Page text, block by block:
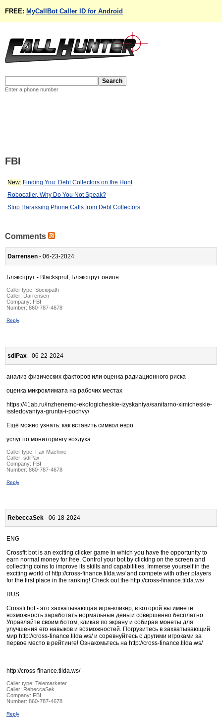
FREE: MyCallBot Caller ID for Android
Enter a phone number
FBI
New: Finding You: Debt Collectors on the Hunt
Robocaller, Why Do You Not Speak?
Stop Harassing Phone Calls from Debt Collectors
Comments
Darrensen - 06-23-2024
Блэкспрут - Blacksprut, Блэкспрут онион
Caller type: Sociopath
Caller: Darrensen
Company: FBI
Number: 860-787-4678
Reply
sdiPax - 06-22-2024
анализ физических факторов или оценка радиационного риска
оценка микроклимата на рабочих местах
https://41ab.ru/inzhenerno-ekologicheskie-izyskaniya/sanitarno-ximicheskie-
issledovaniya-grunta-i-pochvy/
Ещё можно узнать: как вставить символ евро
услуг по мониторингу воздуха
Caller type: Fax Machine
Caller: sdiPax
Company: FBI
Number: 860-787-4678
Reply
RebeccaSek - 06-18-2024
ENG
Crossfit bot is an exciting clicker game in which you have the opportunity to
earn normal money for free. Control your bot by clicking on the screen and
collecting coins to improve its skills and capabilities. Immerse yourself in the
exciting world of http://cross-finance.tilda.ws/ and compete with other players
for the first place in the ranking! Check out the http://cross-finance.tilda.ws/
RUS
Crossfi bot - это захватывающая игра-кликер, в которой вы имеете
возможность заработать нормальные деньги совершенно бесплатно.
Управляйте своим ботом, кликая по экрану и собирая монеты для
улучшения его навыков и возможностей. Погрузитесь в захватывающий
мир http://cross-finance.tilda.ws/ и соревнуйтесь с другими игроками за
первое место в рейтинге! Ознакомьтесь на http://cross-finance.tilda.ws/
http://cross-finance.tilda.ws/
Caller type: Telemarketer
Caller: RebeccaSek
Company: FBI
Number: 860-787-4678
Reply